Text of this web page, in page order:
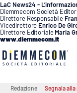
LaC News24 -
Diemmecom Società
Direttore Responsabile
Vicedirettore Enrico De
Direttore Editoriale Maria
www.diemmecom.it
Redazione Segnala